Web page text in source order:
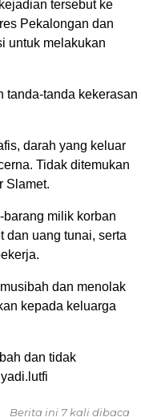
tersebut ke
Pekalongan dan
untuk melakukan
tanda-tanda kekerasan
darah yang keluar
Tidak ditemukan
Slamet.
milik korban
dan uang tunai, serta
dan menolak
kepada keluarga
dan tidak
Berita ini 7 kali dibaca